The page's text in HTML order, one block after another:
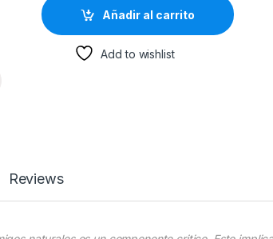
De Plagas - Grupo Latino quantity
Añadir al carrito
Add to wishlist
Reviews